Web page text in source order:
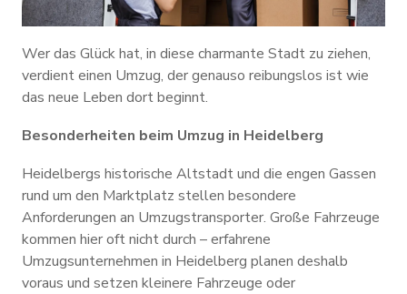
Wer das Glück hat, in diese charmante Stadt zu ziehen,
verdient einen Umzug, der genauso reibungslos ist wie
das neue Leben dort beginnt.
Besonderheiten beim Umzug in Heidelberg
Heidelbergs historische Altstadt und die engen Gassen
rund um den Marktplatz stellen besondere
Anforderungen an Umzugstransporter. Große Fahrzeuge
kommen hier oft nicht durch – erfahrene
Umzugsunternehmen in Heidelberg planen deshalb
voraus und setzen kleinere Fahrzeuge oder